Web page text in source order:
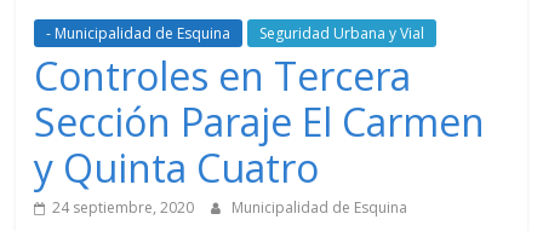
- Municipalidad de Esquina Seguridad Urbana y Vial
Controles en Tercera
Sección Paraje El Carmen
y Quinta Cuatro
24 septiembre, 2020 Municipalidad de Esquina